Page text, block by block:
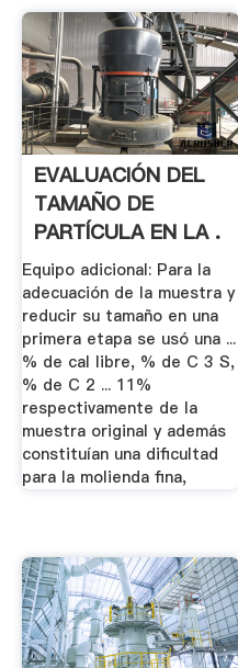
EVALUACIÓN DEL
TAMAÑO DE
PARTÍCULA EN LA .
Equipo adicional: Para la
adecuación de la muestra y
reducir su tamaño en una
primera etapa se usó una ...
% de cal libre, % de C 3 S,
% de C 2 ... 11%
respectivamente de la
muestra original y además
constituían una dificultad
para la molienda fina,